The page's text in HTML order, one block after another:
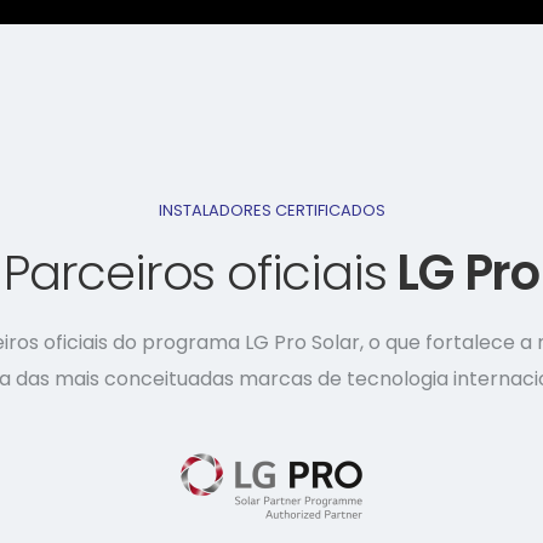
INSTALADORES CERTIFICADOS
Parceiros oficiais LG Pro
oficiais do programa LG Pro Solar, o que fortalece a
das mais conceituadas marcas de tecnologia